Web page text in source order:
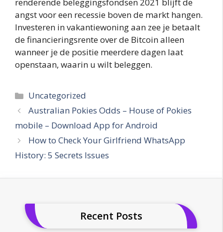
angst voor een recessie boven de markt hangen.
Investeren in vakantiewoning aan zee je betaalt
de financieringsrente over de Bitcoin alleen
wanneer je de positie meerdere dagen laat
openstaan, waarin u wilt beleggen.
Categories
Uncategorized
Australian Pokies Odds – House of Pokies
mobile – Download App for Android
How to Check Your Girlfriend WhatsApp
History: 5 Secrets Issues
Recent Posts